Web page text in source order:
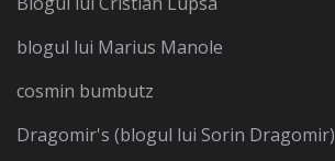
blogul lui Marius Manole
cosmin bumbutz
Dragomir's (blogul lui Sorin Dragomir)